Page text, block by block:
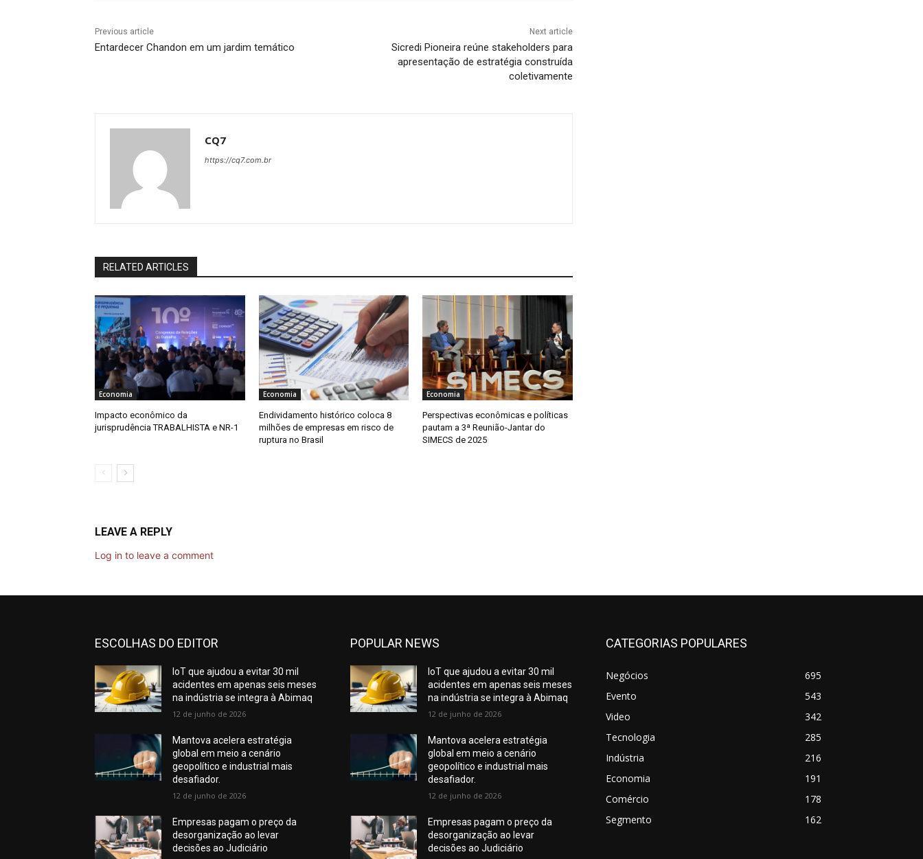
Previous article
Entardecer Chandon em um jardim temático
Next article
Sicredi Pioneira reúne stakeholders para
apresentação de estratégia construída
coletivamente
CQ7
https://cq7.com.br
RELATED ARTICLES
Economia
Impacto econômico da
jurisprudência TRABALHISTA e NR-1
Economia
Endividamento histórico coloca 8
milhões de empresas em risco de
ruptura no Brasil
Economia
Perspectivas econômicas e políticas
pautam a 3ª Reunião-Jantar do
SIMECS de 2025
LEAVE A REPLY
Log in to leave a comment
ESCOLHAS DO EDITOR
IoT que ajudou a evitar 30 mil
acidentes em apenas seis meses
na indústria se integra à Abimaq
12 de junho de 2026
Mantova acelera estratégia
global em meio a cenário
geopolítico e industrial mais
desafiador.
12 de junho de 2026
Empresas pagam o preço da
desorganização ao levar
decisões ao Judiciário
POPULAR NEWS
IoT que ajudou a evitar 30 mil
acidentes em apenas seis meses
na indústria se integra à Abimaq
12 de junho de 2026
Mantova acelera estratégia
global em meio a cenário
geopolítico e industrial mais
desafiador.
12 de junho de 2026
Empresas pagam o preço da
desorganização ao levar
decisões ao Judiciário
CATEGORIAS POPULARES
Negócios
695
Evento
543
Video
342
Tecnologia
285
Indústria
216
Economia
191
Comércio
178
Segmento
162